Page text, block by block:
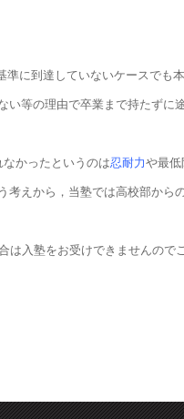
に到達していないケースでも
い等の理由で卒業まで持たずに
かったというのは忍耐力や最低
えから，当塾では高校部から
入塾をお受けできませんので